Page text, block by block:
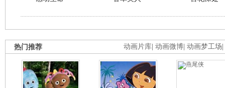
动画片库 动画微博 动画梦工场
热门推荐